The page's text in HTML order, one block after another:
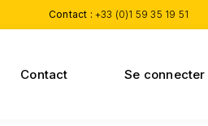
Contact : +33 (0)1 59 35 19 51
Contact Se connecter